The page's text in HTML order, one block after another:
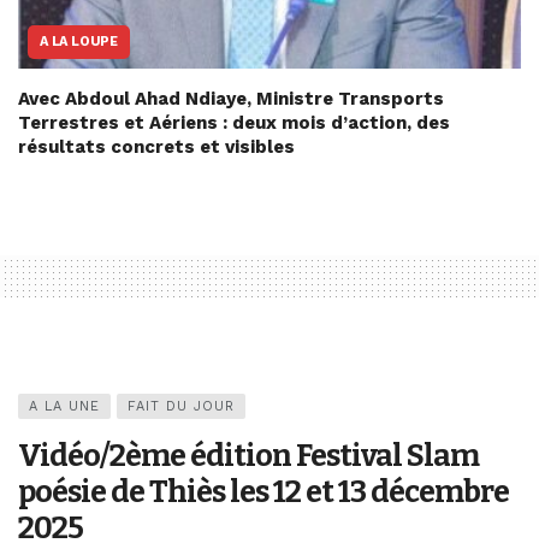
A LA LOUPE
Avec Abdoul Ahad Ndiaye, Ministre Transports
Terrestres et Aériens : deux mois d’action, des
résultats concrets et visibles
A LA UNE FAIT DU JOUR
Vidéo/2ème édition Festival Slam
poésie de Thiès les 12 et 13 décembre
2025